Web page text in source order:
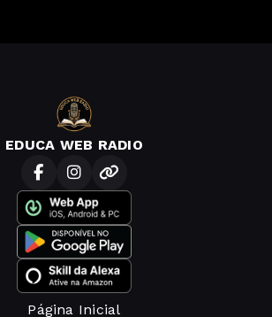
EDUCA WEB RADIO
Página Inicial